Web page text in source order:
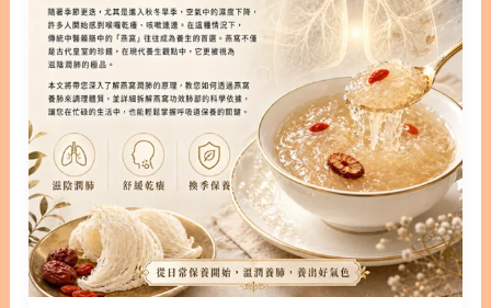
力體系完善所需要的一種重要成分，能幫助促進大腦
神經細胞的訊息傳遞。在懷孕期間補充燕窩，可以為
寶寶在黃金發
燕？ 2. 拉絲雪燕功效解析：從美容保濕到潤腸通便
2.1. 肌膚水潤的天然助力 2.2. 促進代謝與體重管理
2.3. 對大腦發育的潛在益處 3. 拉絲雪燕煮法教學：掌
握泡發與燉煮的黃金比例 3.1. 泡發步驟與去雜質技巧
3.2. 燉煮時間是關鍵：避免化水的秘訣 4. 精選 5 款拉
絲雪燕食譜：在家也能享受高級感甜品 4.1. 經典冰糖
紅棗雪燕 4.2. 牛奶燉雪燕 4.3. 三寶美顏羹（雪燕+桃
膠+皂角米） 4.4. 杏仁雪燕糖水 4.5. 木瓜燉雪燕 5. 拉
絲雪燕與燕窩的區別：我該如何選擇？ 6. 食用拉絲
雪燕的禁忌與注意事項 6.1 感冒不宜 6.2. 避免同食茶
「養
肺」！
業
解
析
燕
窩
潤